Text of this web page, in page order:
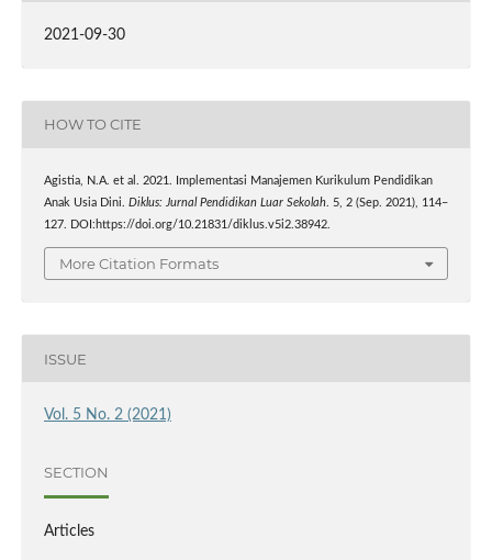
2021-09-30
HOW TO CITE
Agistia, N.A. et al. 2021. Implementasi Manajemen Kurikulum Pendidikan
Anak Usia Dini. Diklus: Jurnal Pendidikan Luar Sekolah. 5, 2 (Sep. 2021), 114–
127. DOI:https://doi.org/10.21831/diklus.v5i2.38942.
More Citation Formats
ISSUE
Vol. 5 No. 2 (2021)
SECTION
Articles